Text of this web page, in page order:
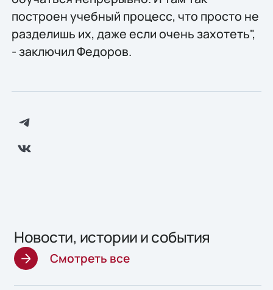
построен учебный процесс, что просто не
разделишь их, даже если очень захотеть",
- заключил Федоров.
Новости, истории и события
Смотреть все